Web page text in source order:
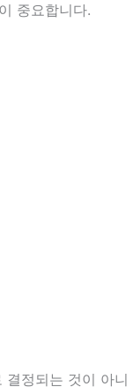
중요합니다.
정되는 것이 아니